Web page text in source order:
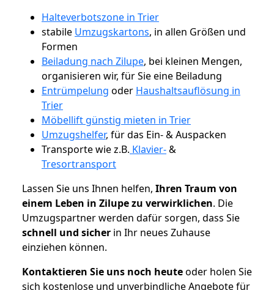
Halteverbotszone in Trier
stabile Umzugskartons, in allen Größen und
Formen
Beiladung nach Zilupe, bei kleinen Mengen,
organisieren wir, für Sie eine Beiladung
Entrümpelung oder Haushaltsauflösung in
Trier
Möbellift günstig mieten in Trier
Umzugshelfer, für das Ein- & Auspacken
Transporte wie z.B. Klavier-&
Tresortransport
Lassen Sie uns Ihnen helfen, Ihren Traum von
einem Leben in Zilupe zu verwirklichen. Die
Umzugspartner werden dafür sorgen, dass Sie
schnell und sicher in Ihr neues Zuhause
einziehen können.
Kontaktieren Sie uns noch heuteoder holen Sie
sich kostenlose und unverbindliche Angebote für